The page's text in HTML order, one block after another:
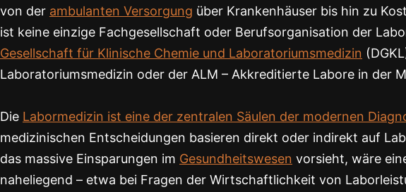
von der ambulanten Versorgung über Krankenhäuser bis hin zu
ist keine einzige Fachgesellschaft oder Berufsorganisation der
Gesellschaft für Klinische Chemie und Laboratoriumsmedizin
Laboratoriumsmedizin oder der ALM – Akkreditierte Labore in der
Die Labormedizin ist eine der zentralen Säulen der modernen
medizinischen Entscheidungen basieren direkt oder indirekt auf
das massive Einsparungen im Gesundheitswesen vorsieht, wäre
naheliegend – etwa bei Fragen der Wirtschaftlichkeit von